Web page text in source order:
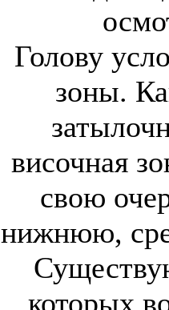
Голову
зоны.
височная
свою
нижнюю,
которых